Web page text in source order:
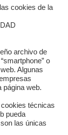
cookies de la
archivo de
o
Algunas
página web.
técnicas
pueda
las únicas